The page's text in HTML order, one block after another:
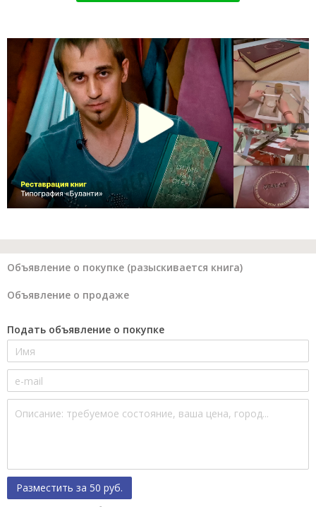
Объявление о покупке (разыскивается книга)
Объявление о продаже
Подать объявление о покупке
Разместить за 50 руб.